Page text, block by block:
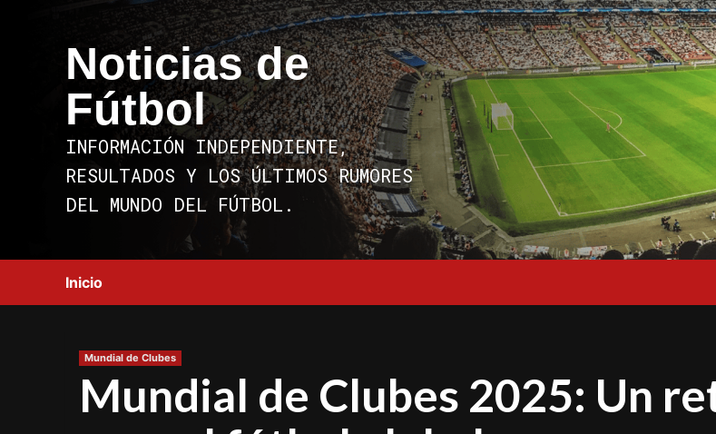
Noticias de
Fútbol
INFORMACIÓN INDEPENDIENTE,
RESULTADOS Y LOS ÚLTIMOS RUMORES
DEL MUNDO DEL FÚTBOL.
Inicio
Mundial de Clubes
Mundial de Clubes 2025: Un